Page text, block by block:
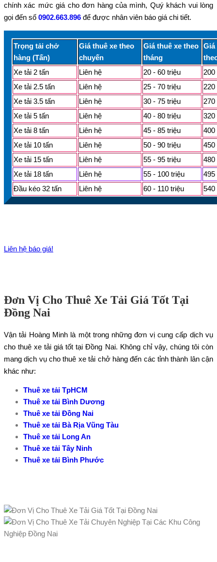
chính xác mức giá cho đơn hàng của mình, Quý khách vui lòng
gọi đến số 0902.663.896 để được nhân viên báo giá chi tiết.
Trọng tải chở
hàng (Tấn)
Giá thuê xe theo
chuyến
Giá thuê xe theo
tháng
Giá
Xe tải 2 tấn
Liên hệ 20 - 60 triệu
200
Xe tải 2.5 tấn
Liên hệ 25 - 70 triệu
220
Xe tải 3.5 tấn
Liên hệ 30 - 75 triệu
270
Xe tải 5 tấn
Liên hệ 40 - 80 triệu
320
Xe tải 8 tấn
Liên hệ 45 - 85 triệu
400
Xe tải 10 tấn
Liên hệ 50 - 90 triệu
450
Xe tải 15 tấn
Liên hệ 55 - 95 triệu
480
Xe tải 18 tấn
Liên hệ 55 - 100 triệu
495
Đầu kéo 32 tấn
Liên hệ 60 - 110 triệu 540
Liên hệ báo giá!
Đơn Vị Cho Thuê Xe Tải Giá Tốt Tại
Đồng Nai
Vận tải Hoàng Minh là một trong những đơn vị cung cấp dịch vụ
cho thuê xe tải giá tốt tại Đồng Nai. Không chỉ vậy, chúng tôi còn
mang dịch vụ cho thuê xe tải chở hàng đến các tỉnh thành lân cận
khác như:
Thuê xe tải TpHCM
Thuê xe tải Bình Dương
Thuê xe tải Đồng Nai
Thuê xe tải Bà Rịa Vũng Tàu
Thuê xe tải Long An
Thuê xe tải Tây Ninh
Thuê xe tải Bình Phước